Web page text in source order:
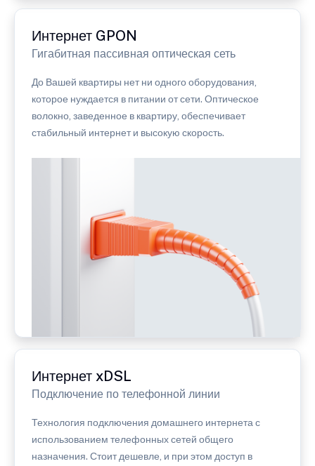
Интернет GPON
Гигабитная пассивная оптическая сеть
До Вашей квартиры нет ни одного оборудования,
которое нуждается в питании от сети. Оптическое
волокно, заведенное в квартиру, обеспечивает
стабильный интернет и высокую скорость.
Интернет xDSL
Подключение по телефонной линии
Технология подключения домашнего интернета с
использованием телефонных сетей общего
назначения. Стоит дешевле, и при этом доступ в